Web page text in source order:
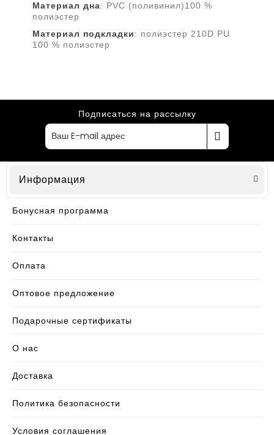
Материалдна: PVC (поливинил)100 %
полиэстер
Материал подкладки: полиэстер 210D PU
100 % полиэстер
Подписаться на рассылку
Информация
Бонусная программа
Контакты
Оплата
Оптовое предложение
Подарочные сертификаты
О нас
Доставка
Политика безопасности
Условия соглашения